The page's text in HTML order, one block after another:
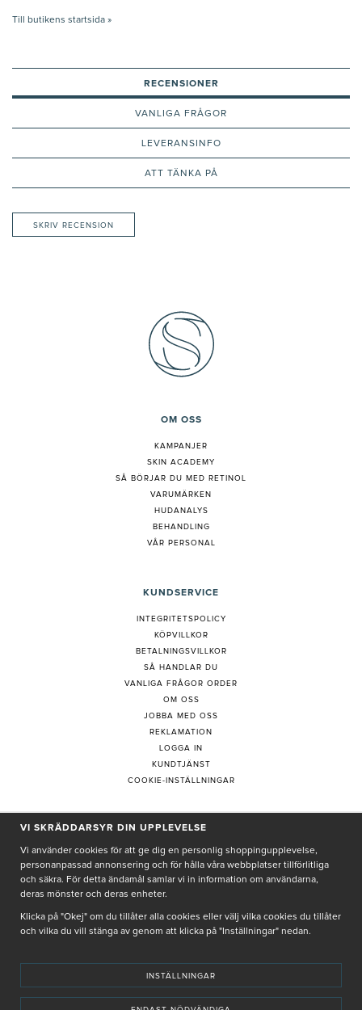
Till butikens startsida »
RECENSIONER
VANLIGA FRÅGOR
LEVERANSINFO
ATT TÄNKA PÅ
SKRIV RECENSION
OM OSS
KAMPANJER
SKIN ACADEMY
SÅ BÖRJAR DU MED RETINOL
VARUMÄRKEN
HUDANALYS
BEHANDLING
VÅR PERSONAL
KUNDSERVICE
INTEGRITETSPOLICY
KÖPVILLKOR
BETALNINGSVILLKOR
SÅ HANDLAR DU
VANLIGA FRÅGOR ORDER
OM OSS
JOBBA MED OSS
REKLAMATION
LOGGA IN
KUNDTJÄNST
COOKIE-INSTÄLLNINGAR
PRENUMERERA PÅ NYHETSBREV
Genom att ge min e-post, accepterar jag Seth och Sallyintegritetspolicy
De uppgifter du matar in kommer endast användas till våra nyhetsbrev.
VI SKRÄDDARSYR DIN UPPLEVELSE
Vi använder cookies för att ge dig en personlig shoppingupplevelse,
personanpassad annonsering och för hålla våra webbplatser tillförlitliga
och säkra. För detta ändamål samlar vi in information om användarna,
deras mönster och deras enheter.
Klicka på "Okej" om du tillåter alla cookies eller välj vilka cookies du tillåter
och vilka du vill stänga av genom att klicka på "Inställningar" nedan.
INSTÄLLNINGAR